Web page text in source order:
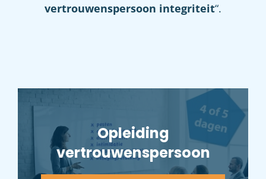
vertrouwenspersoon integriteit“.
Opleiding
vertrouwenspersoon